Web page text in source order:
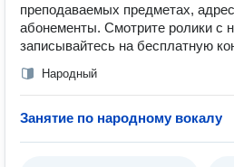
преподаваемых предметах,
абонементы. Смотрите ролики с
записывайтесь на бесплатную
Народный
Занятие по народному вокалу